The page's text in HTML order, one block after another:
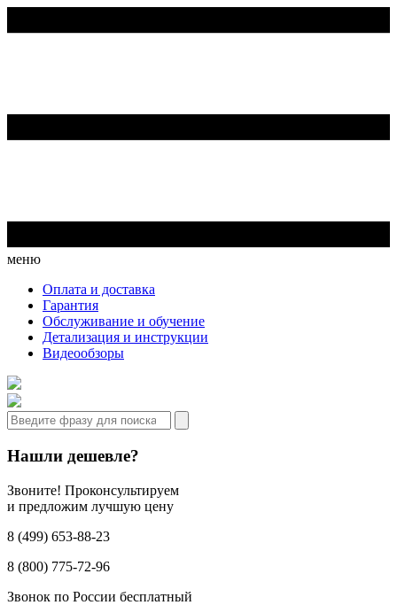
меню
Оплата и доставка
Гарантия
Обслуживание и обучение
Детализация и инструкции
Видеообзоры
Нашли дешевле?
Звоните! Проконсультируем
и предложим лучшую цену
8 (499) 653-88-23
8 (800) 775-72-96
Звонок по России бесплатный